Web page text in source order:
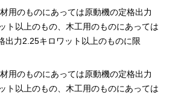
用のものにあっては原動機の定格出力
ト以上のもの、木工用のものにあっては
出力2.25キロワット以上のものに限
用のものにあっては原動機の定格出力
ト以上のもの、木工用のものにあっては